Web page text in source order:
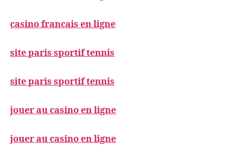
casino francais en ligne
site paris sportif tennis
site paris sportif tennis
jouer au casino en ligne
jouer au casino en ligne